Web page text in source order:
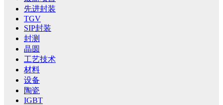
先进封装
TGV
SIP封装
封测
晶圆
工艺技术
材料
设备
陶瓷
IGBT